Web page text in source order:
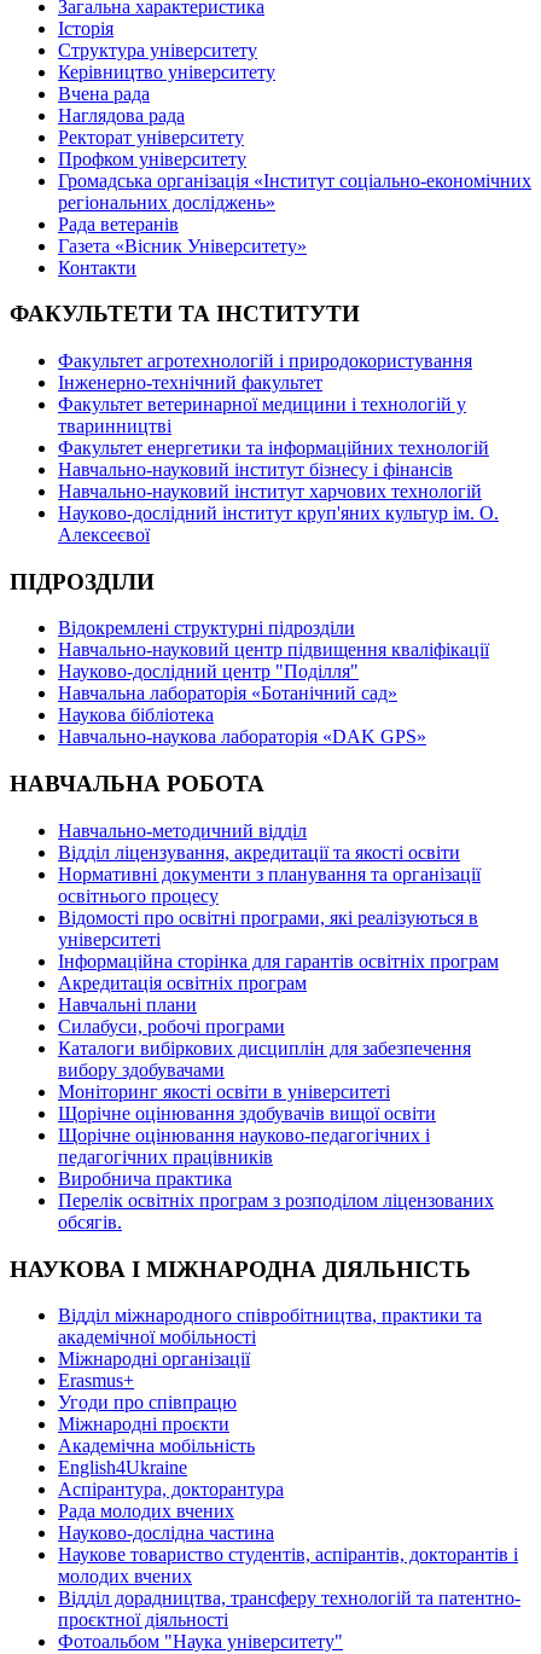
Загальна характеристика
Історія
Структура університету
Керівництво університету
Вчена рада
Наглядова рада
Ректорат університету
Профком університету
Громадська організація «Інститут соціально-економічних
регіональних досліджень»
Рада ветеранів
Газета «Вісник Університету»
Контакти
ФАКУЛЬТЕТИ ТА ІНСТИТУТИ
Факультет агротехнологій і природокористування
Інженерно-технічний факультет
Факультет ветеринарної медицини і технологій у
тваринництві
Факультет енергетики та інформаційних технологій
Навчально-науковий інститут бізнесу і фінансів
Навчально-науковий інститут харчових технологій
Науково-дослідний інститут круп'яних культур ім. О.
Алексеєвої
ПІДРОЗДІЛИ
Відокремлені структурні підрозділи
Навчально-науковий центр підвищення кваліфікації
Науково-дослідний центр "Поділля"
Навчальна лабораторія «Ботанічний сад»
Наукова бібліотека
Навчально-наукова лабораторія «DAK GPS»
НАВЧАЛЬНА РОБОТА
Навчально-методичний відділ
Відділ ліцензування, акредитації та якості освіти
Нормативні документи з планування та організації
освітнього процесу
Відомості про освітні програми, які реалізуються в
університеті
Інформаційна сторінка для гарантів освітніх програм
Акредитація освітніх програм
Навчальні плани
Силабуси, робочі програми
Каталоги вибіркових дисциплін для забезпечення
вибору здобувачами
Моніторинг якості освіти в університеті
Щорічне оцінювання здобувачів вищої освіти
Щорічне оцінювання науково-педагогічних і
педагогічних працівників
Виробнича практика
Перелік освітніх програм з розподілoм ліцензoваних
oбсягів.
НАУКОВА І МІЖНАРОДНА ДІЯЛЬНІСТЬ
Відділ міжнародного співробітництва, практики та
академічної мобільності
Міжнародні організації
Erasmus+
Угоди про співпрацю
Міжнародні проєкти
Академічна мобільність
English4Ukraine
Аспірантура, докторантура
Рада молодих вчених
Науково-дослідна частина
Наукове товариство студентів, аспірантів, докторантів і
молодих вчених
Відділ дорадництва, трансферу технологій та патентно-
проєктної діяльності
Фотоальбом "Наука університету"